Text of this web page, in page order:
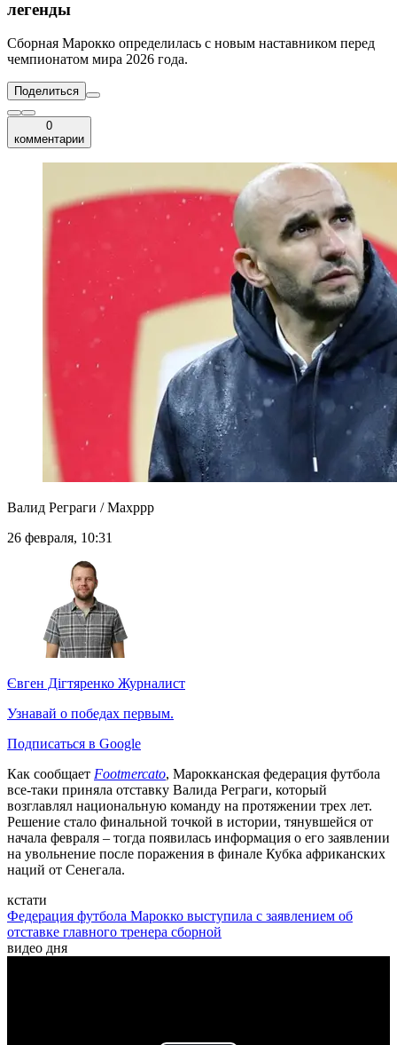
легенды
Сборная Марокко определилась с новым наставником перед
чемпионатом мира 2026 года.
Поделиться
0
комментарии
Валид Реграги / Maxppp
26 февраля, 10:31
Євген Дігтяренко Журналист
Узнавай о победах первым.
Подписаться в Google
Как сообщает Footmercato, Марокканская федерация футбола
все-таки приняла отставку Валида Реграги, который
возглавлял национальную команду на протяжении трех лет.
Решение стало финальной точкой в истории, тянувшейся от
начала февраля – тогда появилась информация о его заявлении
на увольнение после поражения в финале Кубка африканских
наций от Сенегала.
кстати
Федерация футбола Марокко выступила с заявлением об
отставке главного тренера сборной
видео дня